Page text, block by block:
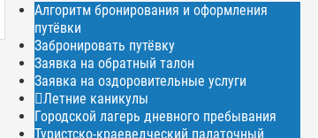
Алгоритм бронирования и оформления
путёвки
Забронировать путёвку
Заявка на обратный талон
Заявка на оздоровительные услуги
Летние каникулы
Городской лагерь дневного пребывания
Туристско-краеведческий палаточный